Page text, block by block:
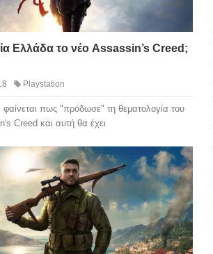
Ελλάδα το νέο Assassin’s Creed;
Playstation
πως "πρόδωσε" τη θεματολογία του
Creed και αυτή θα έχει